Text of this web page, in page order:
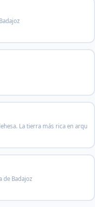
La tierra más rica en arqu
de Badajoz